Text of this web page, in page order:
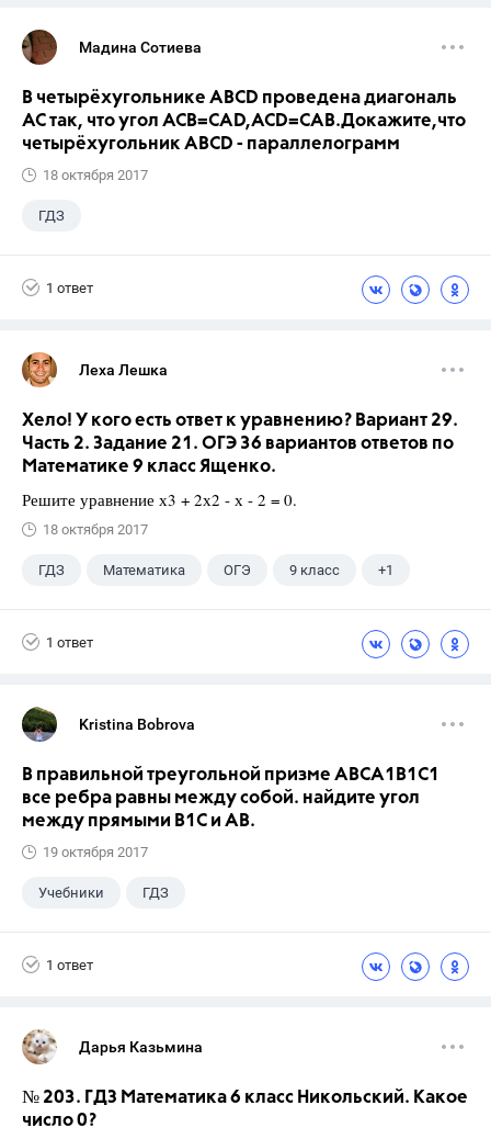
Мадина Сотиева
В четырёхугольнике ABCD проведена диагональ
AC так, что угол ACB=CAD,ACD=CAB.Докажите,что
четырёхугольник ABCD - параллелограмм
18 октября 2017
ГДЗ
1 ответ
Леха Лешка
Хело! У кого есть ответ к уравнению? Вариант 29.
Часть 2. Задание 21. ОГЭ 36 вариантов ответов по
Математике 9 класс Ященко.
Решите уравнение х3 + 2х2 - х - 2 = 0.
18 октября 2017
ГДЗ Математика ОГЭ 9 класс +1
1 ответ
Kristina Bobrova
В правильной треугольной призме АВСA1В1С1
все ребра равны между собой. найдите угол
между прямыми В1С и АВ.
19 октября 2017
Учебники ГДЗ
1 ответ
Дарья Казьмина
№ 203. ГДЗ Математика 6 класс Никольский. Какое
число 0?